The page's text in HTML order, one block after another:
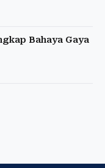
Bahaya Gaya